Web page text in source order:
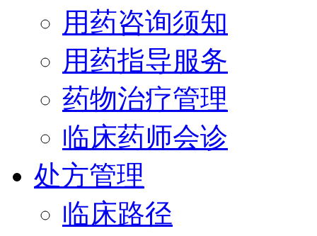
用药咨询须知
用药指导服务
药物治疗管理
临床药师会诊
处方管理
临床路径